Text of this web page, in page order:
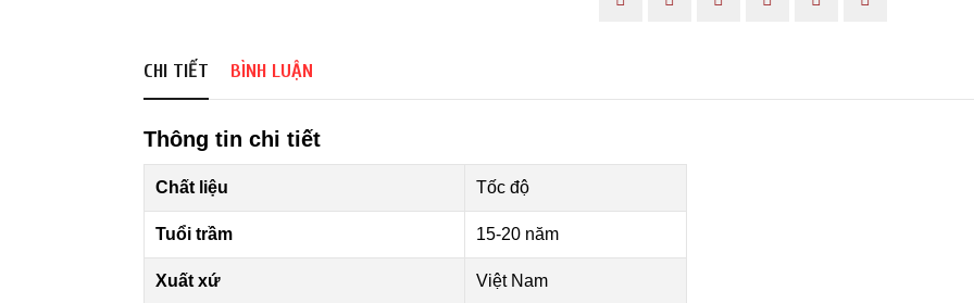
CHI TIẾT BÌNH LUẬN
Thông tin chi tiết
Chất liệu Tốc độ
Tuổi trầm 15-20 năm
Xuất xứ Việt Nam